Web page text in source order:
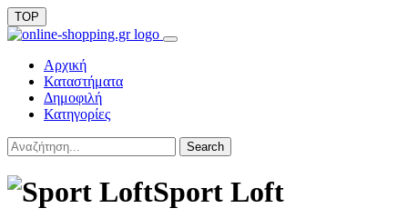
TOP
Αρχική
Καταστήματα
Δημοφιλή
Κατηγορίες
Search
Sport Loft